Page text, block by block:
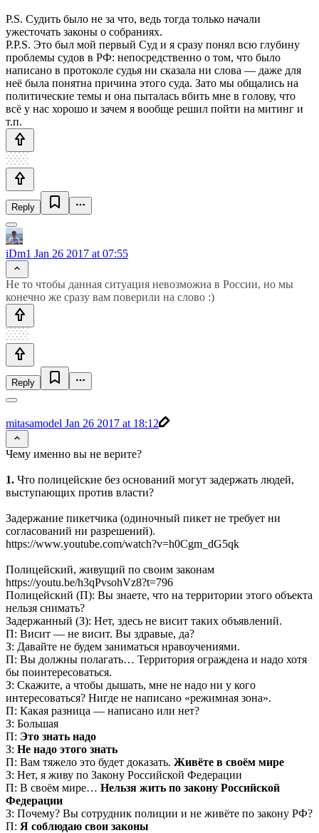
P.S. Судить было не за что, ведь тогда только начали
ужесточать законы о собраниях.
P.P.S. Это был мой первый Суд и я сразу понял всю глубину
проблемы судов в РФ: непосредственно о том, что было
написано в протоколе судья ни сказала ни слова — даже для
неё была понятна причина этого суда. Зато мы общались на
политические темы и она пыталась вбить мне в голову, что
всё у нас хорошо и зачем я вообще решил пойти на митинг и
т.п.
Reply
iDm1 Jan 26 2017 at 07:55
Не то чтобы данная ситуация невозможна в России, но мы
конечно же сразу вам поверили на слово :)
Reply
mitasamodel Jan 26 2017 at 18:12
Чему именно вы не верите?
1. Что полицейские без оснований могут задержать людей,
выступающих против власти?
Задержание пикетчика (одиночный пикет не требует ни
согласований ни разрешений).
https://www.youtube.com/watch?v=h0Cgm_dG5qk
Полицейский, живущий по своим законам
https://youtu.be/h3qPvsohVz8?t=796
Полицейский (П): Вы знаете, что на территории этого объекта
нельзя снимать?
Задержанный (З): Нет, здесь не висит таких объявлений.
П: Висит — не висит. Вы здравые, да?
З: Давайте не будем заниматься нравоучениями.
П: Вы должны полагать… Территория ограждена и надо хотя
бы поинтересоваться.
З: Скажите, а чтобы дышать, мне не надо ни у кого
интересоваться? Нигде не написано «режимная зона».
П: Какая разница — написано или нет?
З: Большая
П: Это знать надо
З: Не надо этого знать
П: Вам тяжело это будет доказать. Живёте в своём мире
З: Нет, я живу по Закону Российской Федерации
П: В своём мире… Нельзя жить по закону Российской
Федерации
З: Почему? Вы сотрудник полиции и не живёте по закону РФ?
П: Я соблюдаю свои законы